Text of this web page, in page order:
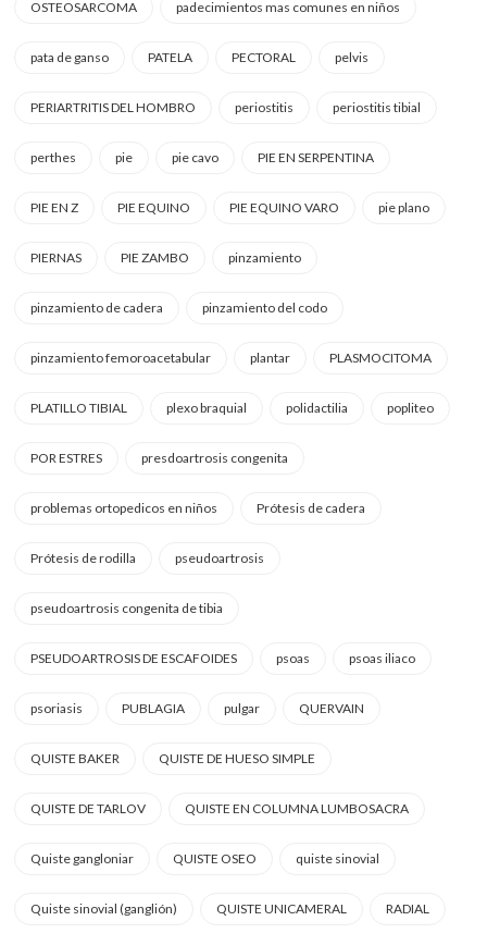
OSTEOSARCOMA padecimientos mas comunes en niños
pata de ganso PATELA PECTORAL pelvis
PERIARTRITIS DEL HOMBRO periostitis periostitis tibial
perthes pie pie cavo PIE EN SERPENTINA
PIE EN Z PIE EQUINO PIE EQUINO VARO pie plano
PIERNAS PIE ZAMBO pinzamiento
pinzamiento de cadera pinzamiento del codo
pinzamiento femoroacetabular plantar PLASMOCITOMA
PLATILLO TIBIAL plexo braquial polidactilia popliteo
POR ESTRES presdoartrosis congenita
problemas ortopedicos en niños Prótesis de cadera
Prótesis de rodilla pseudoartrosis
pseudoartrosis congenita de tibia
PSEUDOARTROSIS DE ESCAFOIDES psoas psoas iliaco
psoriasis PUBLAGIA pulgar QUERVAIN
QUISTE BAKER QUISTE DE HUESO SIMPLE
QUISTE DE TARLOV QUISTE EN COLUMNA LUMBOSACRA
Quiste gangloniar QUISTE OSEO quiste sinovial
Quiste sinovial (ganglión) QUISTE UNICAMERAL RADIAL